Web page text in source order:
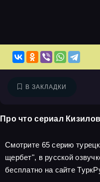
В ЗАКЛАДКИ
Про что сериал
Смотрите 65 серию
щербет", в русской
бесплатно на сайте